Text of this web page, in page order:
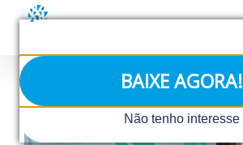
BAIXE AGORA!
Não tenho interesse
conteúdo